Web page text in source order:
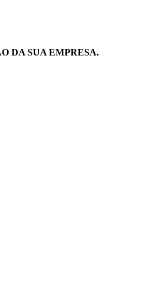
DA SUA EMPRESA.